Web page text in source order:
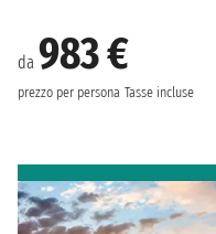
da 983 €
prezzo per persona Tasse incluse